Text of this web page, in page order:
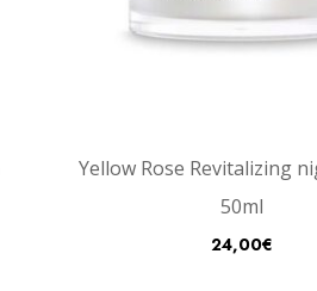
Yellow Rose Revitalizing
50ml
24,00€